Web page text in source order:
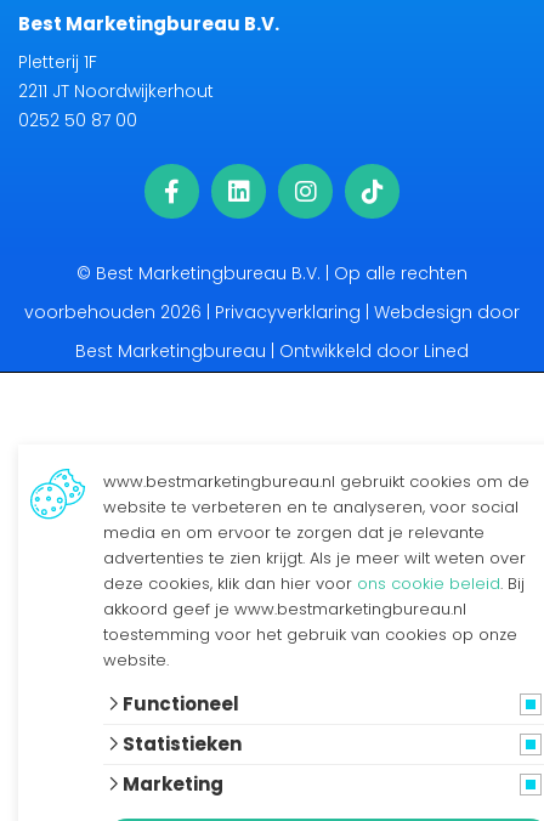
Best Marketingbureau B.V.
Pletterij 1F
2211 JT Noordwijkerhout
0252 50 87 00
© Best Marketingbureau B.V. | Op alle rechten
voorbehouden 2026 | Privacyverklaring | Webdesign door
Best Marketingbureau | Ontwikkeld door Lined
www.bestmarketingbureau.nl gebruikt cookies om de
website te verbeteren en te analyseren, voor social
media en om ervoor te zorgen dat je relevante
advertenties te zien krijgt. Als je meer wilt weten over
deze cookies, klik dan hier voor ons cookie beleid. Bij
akkoord geef je www.bestmarketingbureau.nl
toestemming voor het gebruik van cookies op onze
website.
Functioneel
Statistieken
Marketing